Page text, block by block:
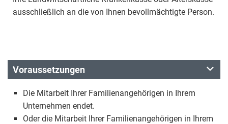
ausschließlich an die von Ihnen bevollmächtigte Person.
Voraussetzungen
Die Mitarbeit Ihrer Familienangehörigen in Ihrem
Unternehmen endet.
Oder die Mitarbeit Ihrer Familienangehörigen in Ihrem